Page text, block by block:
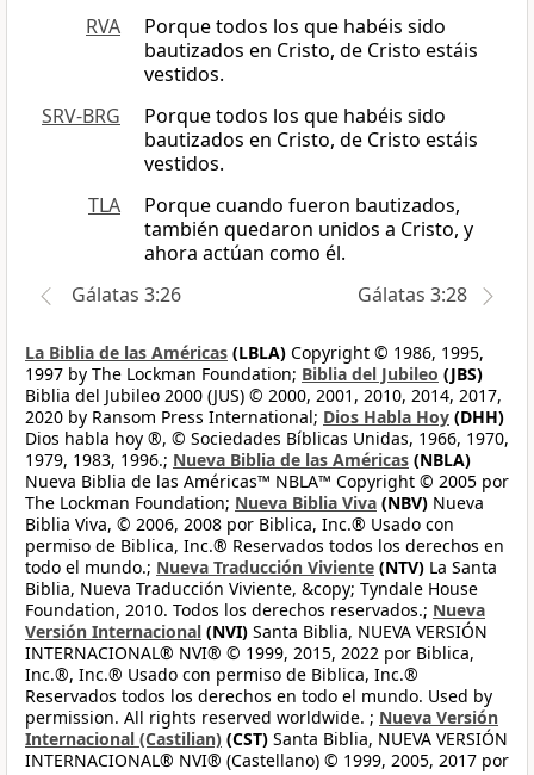
RVA
Porque todos los que habéis sido
bautizados en Cristo, de Cristo estáis
vestidos.
SRV-BRG
Porque todos los que habéis sido
bautizados en Cristo, de Cristo estáis
vestidos.
TLA
Porque cuando fueron bautizados,
también quedaron unidos a Cristo, y
ahora actúan como él.
Gálatas 3:26
Gálatas 3:28
La Biblia de las Américas (LBLA) Copyright © 1986, 1995,
1997 by The Lockman Foundation; Biblia del Jubileo (JBS)
Biblia del Jubileo 2000 (JUS) © 2000, 2001, 2010, 2014, 2017,
2020 by Ransom Press International; Dios Habla Hoy (DHH)
Dios habla hoy ®, © Sociedades Bíblicas Unidas, 1966, 1970,
1979, 1983, 1996.; Nueva Biblia de las Américas (NBLA)
Nueva Biblia de las Américas™ NBLA™ Copyright © 2005 por
The Lockman Foundation; Nueva Biblia Viva (NBV) Nueva
Biblia Viva, © 2006, 2008 por Biblica, Inc.® Usado con
permiso de Biblica, Inc.® Reservados todos los derechos en
todo el mundo.; Nueva Traducción Viviente (NTV) La Santa
Biblia, Nueva Traducción Viviente, &copy; Tyndale House
Foundation, 2010. Todos los derechos reservados.; Nueva
Versión Internacional (NVI) Santa Biblia, NUEVA VERSIÓN
INTERNACIONAL® NVI® © 1999, 2015, 2022 por Biblica,
Inc.®, Inc.® Usado con permiso de Biblica, Inc.®
Reservados todos los derechos en todo el mundo. Used by
permission. All rights reserved worldwide. ; Nueva Versión
Internacional (Castilian) (CST) Santa Biblia, NUEVA VERSIÓN
INTERNACIONAL® NVI® (Castellano) © 1999, 2005, 2017 por